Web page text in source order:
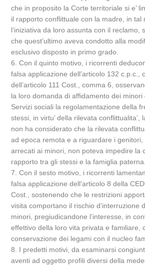
che in proposito la Corte territoriale si e’
il rapporto conflittuale con la madre, in tal
l’iniziativa da loro assunta con il reclamo,
che quest’ultimo aveva condotto alla
esclusivo disposto in primo grado.
6. Con il quinto motivo, i ricorrenti
falsa applicazione dell’articolo 132 c.p.c.,
dell’articolo 111 Cost., comma 6,
la loro domanda di affidamento dei
Servizi sociali la regolamentazione della
stessi, in virtu’ della rilevata conflittualita’,
non ha considerato che la rilevata
ad epoca remota e a riguardare i
arrecati ai minori, non poteva impedire la
rapporto tra gli stessi e la famiglia paterna.
7. Con il sesto motivo, i ricorrenti
falsa applicazione dell’articolo 8 della
Cost., sostenendo che le restrizioni
visita comportano il rischio d’interruzione
minori, pregiudicandone l’interesse, in
effettivo della loro vita privata e familiare,
conservazione dei legami con il nucleo
8. I predetti motivi, da esaminarsi
aventi ad oggetto profili diversi della